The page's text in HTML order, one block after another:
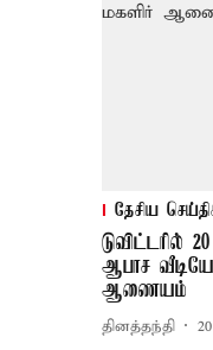
தேசிய
டுவிட்டரில்
ஆபாச
ஆணையம்
தினத்தந்தி